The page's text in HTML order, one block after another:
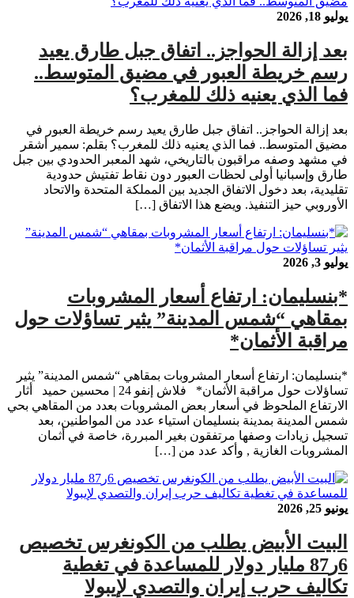
يوليو 18, 2026
بعد إزالة الحواجز.. اتفاق جبل طارق يعيد
رسم خريطة العبور في مضيق المتوسط..
فما الذي يعنيه ذلك للمغرب؟
بعد إزالة الحواجز.. اتفاق جبل طارق يعيد رسم خريطة العبور في
مضيق المتوسط.. فما الذي يعنيه ذلك للمغرب؟ بقلم: سمير أشقر
في مشهد وصفه مراقبون بالتاريخي، شهد المعبر الحدودي بين جبل
طارق وإسبانيا أولى لحظات العبور دون نقاط تفتيش حدودية
تقليدية، بعد دخول الاتفاق الجديد بين المملكة المتحدة والاتحاد
الأوروبي حيز التنفيذ. ويضع هذا الاتفاق […]
يوليو 3, 2026
*بنسليمان: ارتفاع أسعار المشروبات
بمقاهي “شمس المدينة” يثير تساؤلات حول
مراقبة الأثمان*
*بنسليمان: ارتفاع أسعار المشروبات بمقاهي “شمس المدينة” يثير
تساؤلات حول مراقبة الأثمان* فلاش إنفو 24 | محسين حميد أثار
الارتفاع الملحوظ في أسعار بعض المشروبات بعدد من المقاهي بحي
شمس المدينة بمدينة بنسليمان استياء عدد من المواطنين، بعد
تسجيل زيادات وصفها مرتفقون بغير المبررة، خاصة في أثمان
المشروبات الغازية , وأكد عدد من […]
يونيو 25, 2026
البيت الأبيض يطلب من الكونغرس تخصيص
6ر87 مليار دولار للمساعدة في تغطية
تكاليف حرب إيران والتصدي لإيبولا